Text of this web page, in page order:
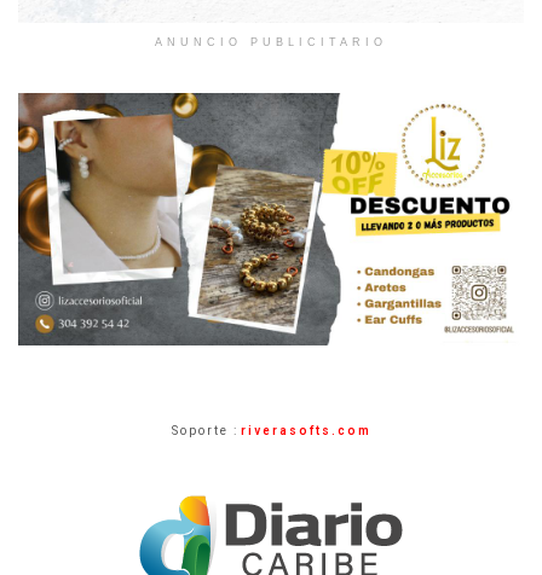
ANUNCIO PUBLICITARIO
Soporte : riverasofts.com